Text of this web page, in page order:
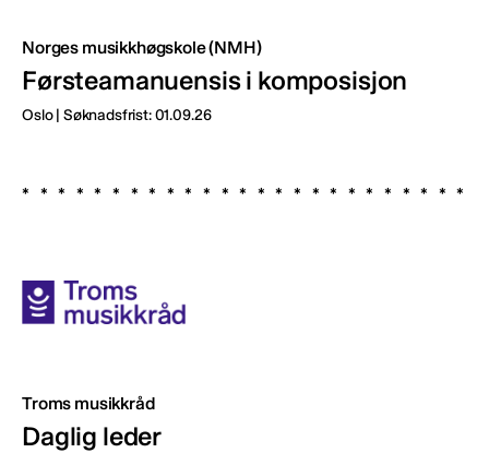
Norges musikkhøgskole (NMH)
Førsteamanuensis i komposisjon
Oslo | Søknadsfrist: 01.09.26
Troms musikkråd
Daglig leder